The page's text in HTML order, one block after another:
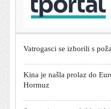
Španjolska uhitila 77
nema veze s Ceutom
Kina je našla prolaz do
Hormuz
Spremaju automobil koji